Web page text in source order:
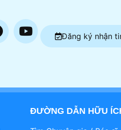
Đăng ký nhận
ĐƯỜNG DẪN HỮU